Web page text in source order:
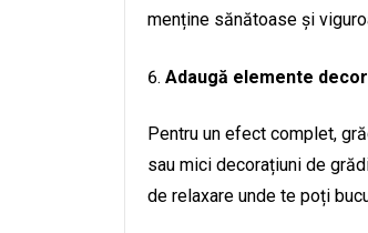
menține sănătoase și
Adaugă elemente
Pentru un efect complet,
sau mici decorațiuni de
de relaxare unde te poți